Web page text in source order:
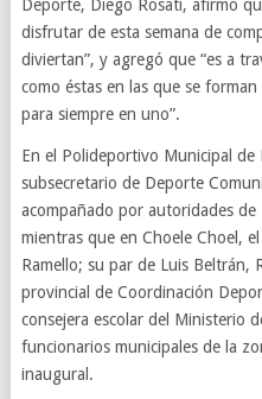
Deporte, Diego Rosati, afirmó
disfrutar de esta semana de
diviertan”, y agregó que “es a
como éstas en las que se
para siempre en uno”.
En el Polideportivo Municipal
subsecretario de Deporte
acompañado por autoridades
mientras que en Choele Choel,
Ramello; su par de Luis Beltrán,
provincial de Coordinación
consejera escolar del Ministerio
funcionarios municipales de la
inaugural.